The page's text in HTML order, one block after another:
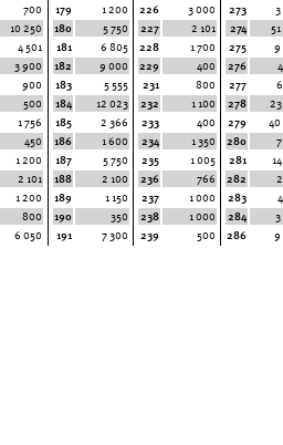
700
10 250
4 501
3 900
900
500
1 756
450
1 200
2 101
1 200
800
6 050
179
1 200
180
5 750
181
6 805
182
9 000
183
5 555
184
12 023
185
2 366
186
1 600
187
5 750
188
2 100
189
1 150
190
350
191
7 300
226
3 000
227
2 101
228
1 700
229
400
231
800
232
1 100
233
400
234
1 350
235
1 005
236
766
237
1 000
238
1 000
239
500
273
274
275
9
276
277
278
279
280
281
282
283
284
286
9